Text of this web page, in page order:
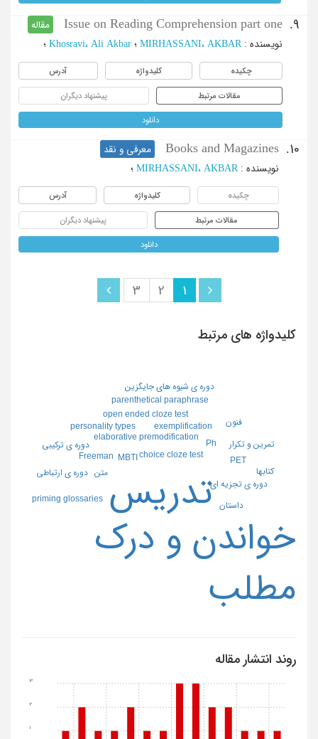
9.
Issue on Reading Comprehension part one
مقاله
نویسنده :MIRHASSANI، AKBAR ؛ Khosravi، Ali Akbar ؛
چکیده کلیدواژه آدرس
مقالات مرتبط پیشنهاد دیگران
دانلود
10.
Books and Magazines
معرفی و نقد
نویسنده :MIRHASSANI، AKBAR ؛
چکیده کلیدواژه آدرس
مقالات مرتبط پیشنهاد دیگران
دانلود
1
2
3
کلیدواژه های مرتبط
تدریس
خواندن و درک
مطلب
choice cloze test
elaborative premodification
exemplification
MBTI
open ended cloze test
parenthetical paraphrase
personality types
priming glossaries
داستان
دوره ی ارتباطی
دوره ی تجزیه ای
دوره ی ترکیبی
دوره ی شیوه های جایگزین
Freeman PET
Ph تمرین و تکرار
فنون
متن کتاب‏ها
روند انتشار مقاله
1
2
3